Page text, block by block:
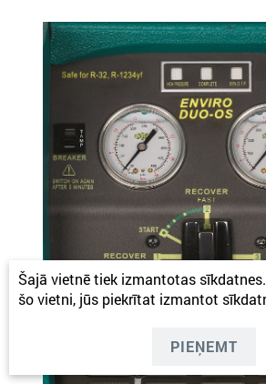
Šajā vietnē tiek izmantotas
šo vietni, jūs piekrītat izmantot
PIEŅEMT